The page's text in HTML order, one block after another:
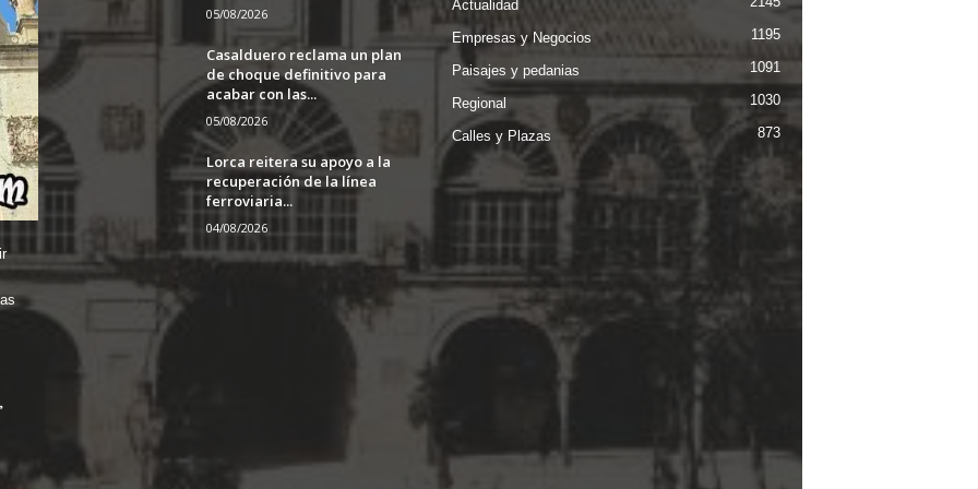
05/08/2026
Casalduero reclama un plan
de choque definitivo para
acabar con las...
05/08/2026
Lorca reitera su apoyo a la
recuperación de la línea
ferroviaria...
04/08/2026
Actualidad
Empresas y Negocios 1195
Paisajes y pedanias 1091
Regional 1030
Calles y Plazas 873